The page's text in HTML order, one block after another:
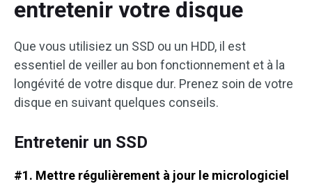
entretenir votre disque
Que vous utilisiez un SSD ou un HDD, il est
essentiel de veiller au bon fonctionnement et à la
longévité de votre disque dur. Prenez soin de votre
disque en suivant quelques conseils.
Entretenir un SSD
#1. Mettre régulièrement à jour le micrologiciel